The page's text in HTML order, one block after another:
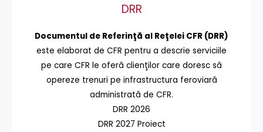
DRR
Documentul de Referinţă al Reţelei CFR (DRR)
este elaborat de CFR pentru a descrie serviciile
pe care CFR le oferă clienţilor care doresc să
opereze trenuri pe infrastructura feroviară
administrată de CFR.
DRR 2026
DRR 2027 Proiect